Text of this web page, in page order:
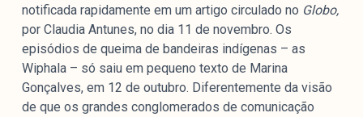
notificada rapidamente em um artigo circulado no Globo,
por Claudia Antunes, no dia 11 de novembro. Os
episódios de queima de bandeiras indígenas – as
Wiphala – só saiu em pequeno texto de Marina
Gonçalves, em 12 de outubro. Diferentemente da visão
de que os grandes conglomerados de comunicação